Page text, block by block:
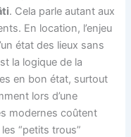
. Cela parle autant aux
En location, l’enjeu
état des lieux sans
la logique de la
en bon état, surtout
lors d’une
modernes coûtent
“petits trous”